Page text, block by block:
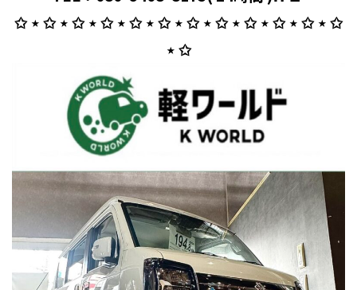
✩ ⋆ ✩ ⋆ ✩ ⋆ ✩ ⋆ ✩ ⋆ ✩ ⋆ ✩ ⋆ ✩ ⋆ ✩ ⋆ ✩ ⋆ ✩ ⋆ ✩
⋆ ✩